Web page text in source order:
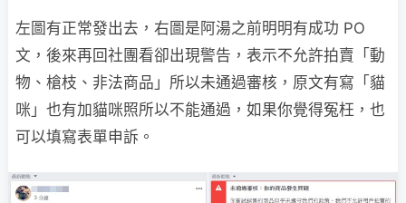
左圖有正常發出去，右圖是阿湯之前明明有成功 PO
文，後來再回社團看卻出現警告，表示不允許拍賣「動
物、槍枝、非法商品」所以未通過審核，原文有寫「貓
咪」也有加貓咪照所以不能通過，如果你覺得冤枉，也
可以填寫表單申訴。